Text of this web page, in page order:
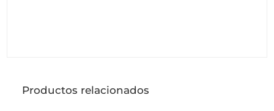
Productos relacionados